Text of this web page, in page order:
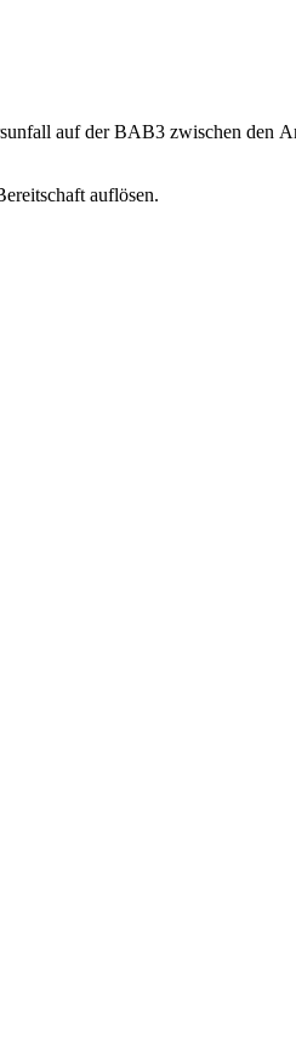
auf der BAB3 zwischen den
auflösen.